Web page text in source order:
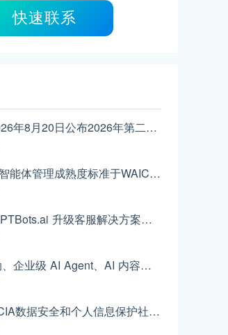
快速联系
极光将于2026年8月20日公布2026年第二季度财报
国内首个AI智能体管理成熟度标准于WAIC发布，极光参编
极光旗下 GPTBots.ai 升级客服解决方案：Audio Agent 打通企业通信线路，LINE 客服插件 2.0 同步上线
AI 客户互动、企业级 AI Agent、AI 内容生成集中亮相！极光旗下EngageLab WAIC 2026 现场回顾
极光获评CCIA数据安全和个人信息保护社会责任“二星级”单位